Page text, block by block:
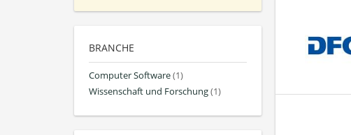
BRANCHE
Computer Software(1)
Wissenschaft und Forschung(1)